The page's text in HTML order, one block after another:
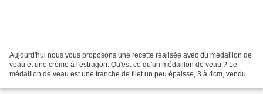
Aujourd'hui nous vous proposons une recette réalisée avec du médaillon de
veau et une crème à l'estragon. Qu'est-ce qu'un médaillon de veau ? Le
médaillon de veau est une tranche de filet un peu épaisse, 3 à 4cm, vendue